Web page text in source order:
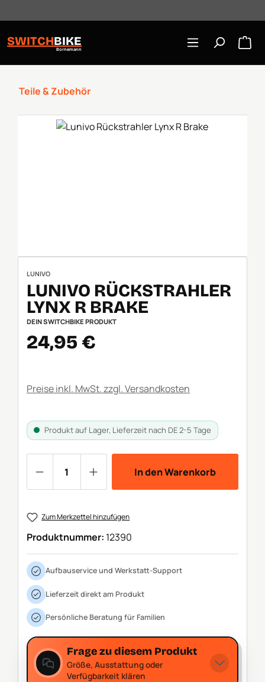
SWITCHBIKE
Bornemann
Teile & Zubehör
Bildergalerie überspringen
LUNIVO
LUNIVO RÜCKSTRAHLER
LYNX R BRAKE
DEIN SWITCHBIKE PRODUKT
Verkaufspreis:
24,95 €
Preise inkl. MwSt. zzgl. Versandkosten
Produkt auf Lager, Lieferzeit nach DE 2-5 Tage
In den Warenkorb
Zum Merkzettel hinzufügen
Produktnummer: 12390
Aufbauservice und Werkstatt-Support
Lieferzeit direkt am Produkt
Persönliche Beratung für Familien
Frage zu diesem Produkt
Größe, Ausstattung oder
Verfügbarkeit klären